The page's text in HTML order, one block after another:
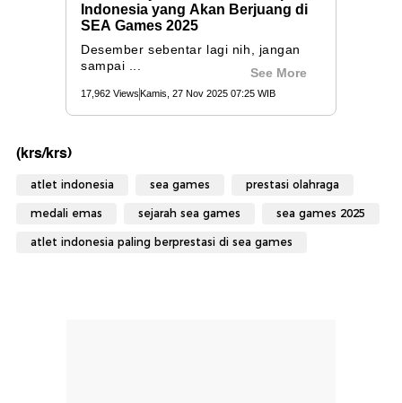
(krs/krs)
atlet indonesia sea games prestasi olahraga
medali emas sejarah sea games sea games 2025
atlet indonesia paling berprestasi di sea games